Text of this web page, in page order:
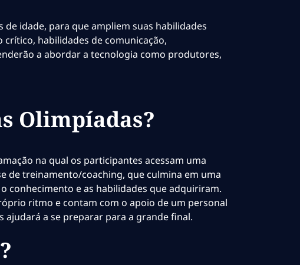
de idade, para que ampliem suas habilidades
habilidades de comunicação,
a abordar a tecnologia como produtores,
Olimpíadas?
na qual os participantes acessam uma
de treinamento/coaching, que culmina em uma
conhecimento e as habilidades que adquiriram.
ritmo e contam com o apoio de um personal
a se preparar para a grande final.